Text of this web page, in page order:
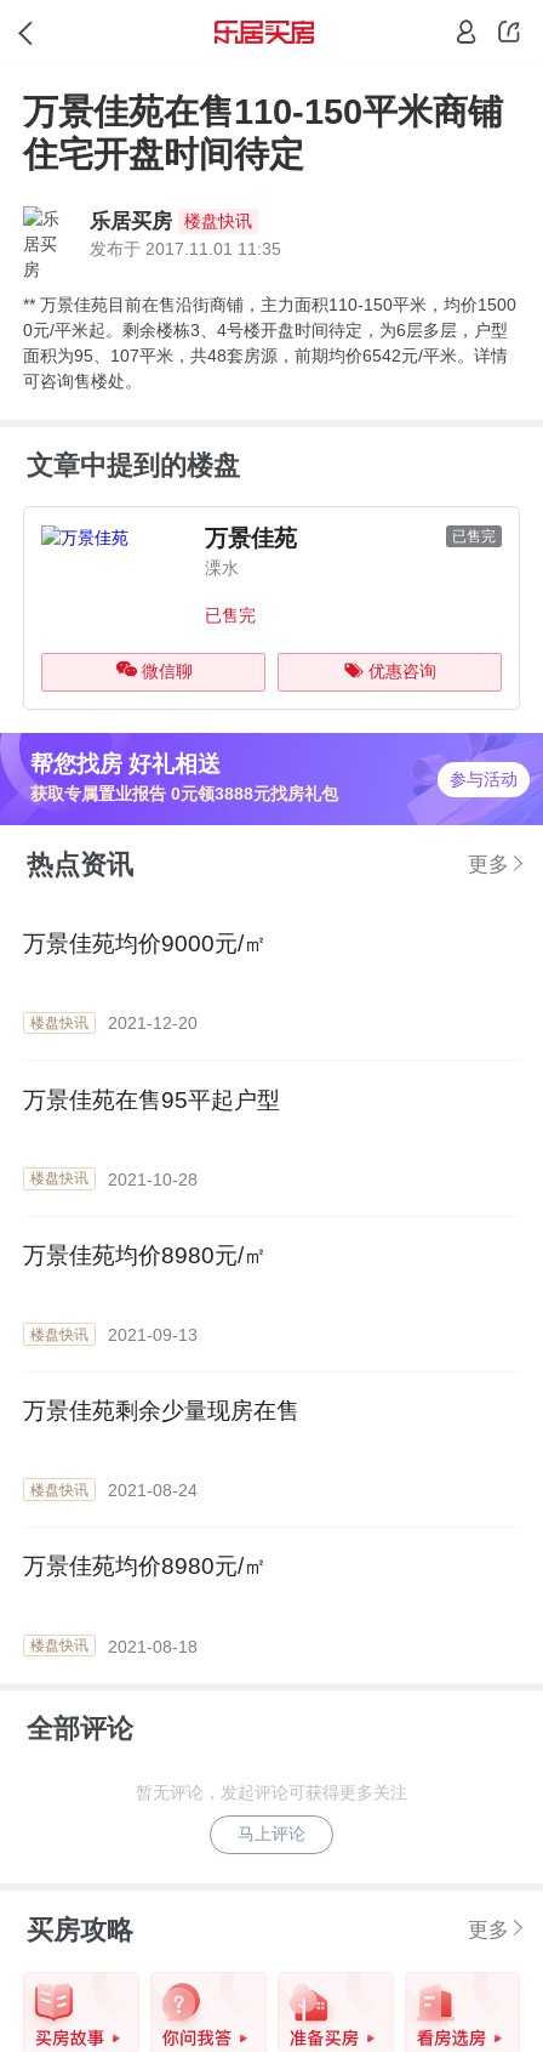
加入购房群，专家带你选好房
立即进群
住宅开盘时间待定
乐居买房
楼盘快讯
发布于 2017.11.01 11:35
** 万景佳苑目前在售沿街商铺，主力面积110-150平米，均价1500
可咨询售楼处。
文章中提到的楼盘
万景佳苑
溧水
已售完
微信聊 优惠咨询
帮您找房 好礼相送
获取专属置业报告 0元领3888元找房礼包
参与活动
热点资讯
万景佳苑均价9000元/㎡
楼盘快讯 2021-12-20
万景佳苑在售95平起户型
楼盘快讯 2021-10-28
万景佳苑均价8980元/㎡
楼盘快讯 2021-09-13
万景佳苑剩余少量现房在售
楼盘快讯 2021-08-24
万景佳苑均价8980元/㎡
楼盘快讯 2021-08-18
买房攻略